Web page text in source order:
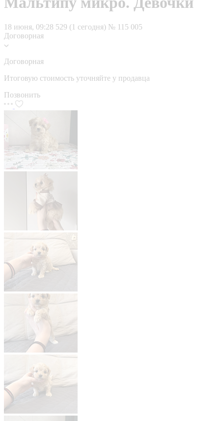
18 июня, 09:28 529 (1 сегодня) № 115 005
Договорная
Договорная
Итоговую стоимость уточняйте у продавца
Позвонить